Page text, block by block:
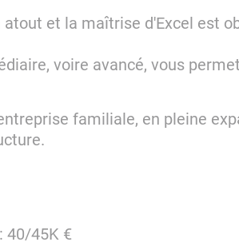
et la maîtrise d'Excel est
voire avancé, vous
familiale, en pleine
40/45K €